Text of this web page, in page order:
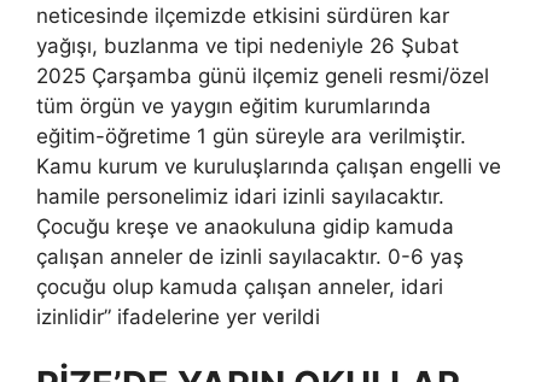
neticesinde ilçemizde etkisini sürdüren kar
yağışı, buzlanma ve tipi nedeniyle 26 Şubat
2025 Çarşamba günü ilçemiz geneli resmi/özel
tüm örgün ve yaygın eğitim kurumlarında
eğitim-öğretime 1 gün süreyle ara verilmiştir.
Kamu kurum ve kuruluşlarında çalışan engelli ve
hamile personelimiz idari izinli sayılacaktır.
Çocuğu kreşe ve anaokuluna gidip kamuda
çalışan anneler de izinli sayılacaktır. 0-6 yaş
çocuğu olup kamuda çalışan anneler, idari
izinlidir” ifadelerine yer verildi